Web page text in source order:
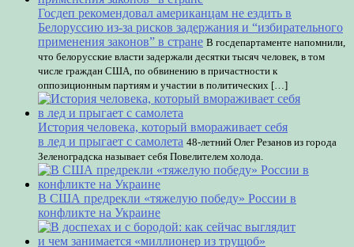
Госдеп рекомендовал американцам не ездить в
Белоруссию из-за рисков задержания и “избирательного
применения законов” в стране В госдепартаменте напомнили,
что белорусские власти задержали десятки тысяч человек, в том
числе граждан США, по обвинению в причастности к
оппозиционным партиям и участии в политических […]
История человека, который вмораживает себя
в лед и прыгает с самолета 48-летний Олег Резанов из города
Зеленоградска называет себя Повелителем холода.
В США предрекли «тяжелую победу» России в
конфликте на Украине